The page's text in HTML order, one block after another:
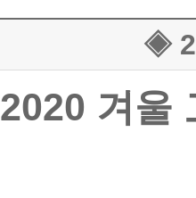
◈
2020 겨울